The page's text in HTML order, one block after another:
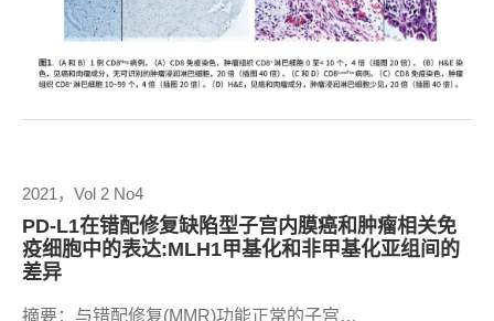
2021，Vol 2 No4
PD-L1在错配修复缺陷型子宫内膜癌和肿瘤相关免
疫细胞中的表达:MLH1甲基化和非甲基化亚组间的
差异
摘要：与错配修复(MMR)功能正常的子宫…